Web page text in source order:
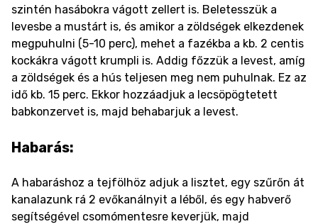
szintén hasábokra vágott zellert is. Beletesszük a
levesbe a mustárt is, és amikor a zöldségek elkezdenek
megpuhulni (5-10 perc), mehet a fazékba a kb. 2 centis
kockákra vágott krumpli is. Addig főzzük a levest, amíg
a zöldségek és a hús teljesen meg nem puhulnak. Ez az
idő kb. 15 perc. Ekkor hozzáadjuk a lecsöpögtetett
babkonzervet is, majd behabarjuk a levest.
Habarás:
A habaráshoz a tejfölhöz adjuk a lisztet, egy szűrőn át
kanalazunk rá 2 evőkanálnyit a léből, és egy habverő
segítségével csomómentesre keverjük, majd